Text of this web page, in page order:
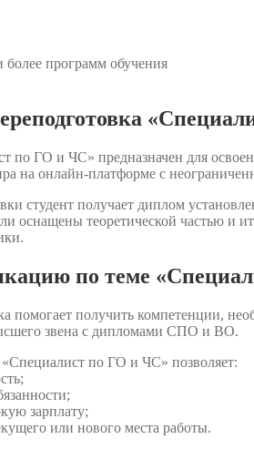
программ обучения
по ГО и ЧС» предназначен для
на онлайн-платформе с
студент получает диплом
оснащены теоретической частью и
по теме
помогает получить компетенции,
звена с дипломами СПО и ВО.
по ГО и ЧС» позволяет:
зарплату;
или нового места работы.